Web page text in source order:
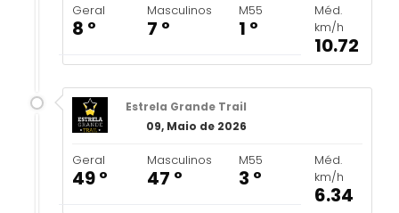
Geral
8 º
Masculinos
7 º
M55
1 º
Méd.
km/h
10.72
Estrela Grande Trail
09, Maio de 2026
Geral
49 º
Masculinos
47 º
M55
3 º
Méd.
km/h
6.34